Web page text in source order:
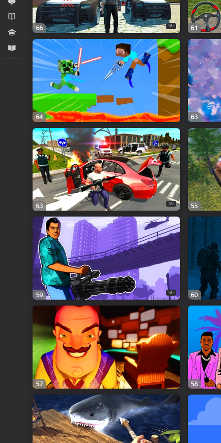
Novellalar
Viktorina
Maarifləndirici
66 16+ 61
64 63
63 18+ 55
59 16+ 60
57 58